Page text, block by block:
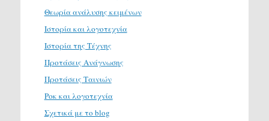
Θεωρία ανάλυσης κειμένων
Ιστορία και λογοτεχνία
Ιστορία της Τέχνης
Προτάσεις Ανάγνωσης
Προτάσεις Ταινιών
Ροκ και λογοτεχνία
Σχετικά με το blog